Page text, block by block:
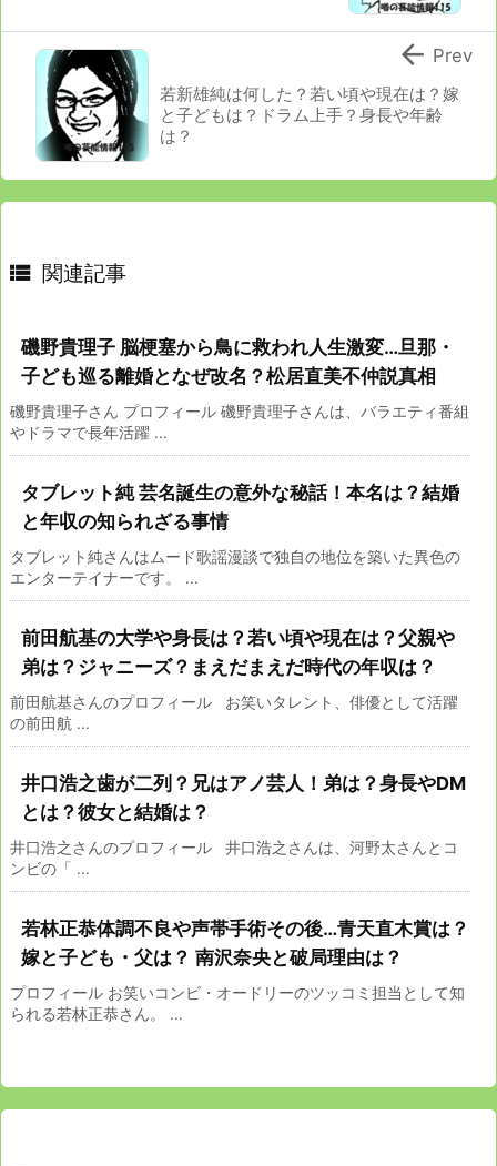
若新雄純は何した？若い頃や現在は？嫁
と子どもは？ドラム上手？身長や年齢
は？
 Prev
 関連記事
磯野貴理子 脳梗塞から鳥に救われ人生激変…旦那・
子ども巡る離婚となぜ改名？松居直美不仲説真相
磯野貴理子さん プロフィール 磯野貴理子さんは、バラエティ番組
やドラマで長年活躍 ...
タブレット純 芸名誕生の意外な秘話！本名は？結婚
と年収の知られざる事情
タブレット純さんはムード歌謡漫談で独自の地位を築いた異色の
エンターテイナーです。 ...
前田航基の大学や身長は？若い頃や現在は？父親や
弟は？ジャニーズ？まえだまえだ時代の年収は？
前田航基さんのプロフィール お笑いタレント、俳優として活躍
の前田航 ...
井口浩之歯が二列？兄はアノ芸人！弟は？身長やDM
とは？彼女と結婚は？
井口浩之さんのプロフィール 井口浩之さんは、河野太さんとコ
ンビの「 ...
若林正恭体調不良や声帯手術その後…青天直木賞は？
嫁と子ども・父は？ 南沢奈央と破局理由は？
プロフィール お笑いコンビ・オードリーのツッコミ担当として知
られる若林正恭さん。 ...